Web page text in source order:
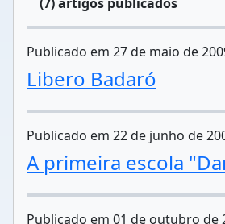
Publicado em 27 de maio de
Libero Badaró
Publicado em 22 de junho de
A primeira escola
Publicado em 01 de outubro de